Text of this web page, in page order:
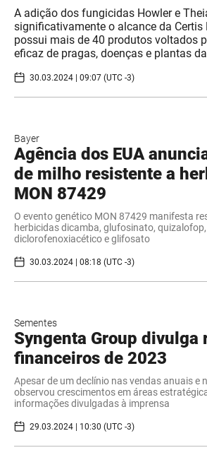
A adição dos fungicidas Howler e
significativamente o alcance da Certis
possui mais de 40 produtos voltados
eficaz de pragas, doenças e plantas
30.03.2024 | 09:07 (UTC -3)
Bayer
Agência dos EUA
de milho resistente a
MON 87429
O evento genético MON 87429 manifesta
herbicidas dicamba, glufosinato,
diclorofenoxiacético e glifosato
30.03.2024 | 08:18 (UTC -3)
Sementes
Syngenta Group divulga
financeiros de 2023
Apesar de um declínio nas vendas anuais e
observou crescimentos em áreas
informações divulgadas à imprensa
29.03.2024 | 10:30 (UTC -3)